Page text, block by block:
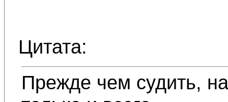
Цитата:
Прежде чем судить,